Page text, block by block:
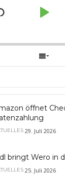
Play
Show
öffnet
29. Juli 2026
bringt Wero in
25. Juli 2026